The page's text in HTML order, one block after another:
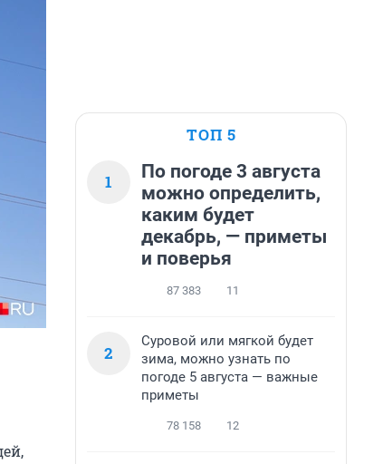
ТОП 5
1
По погоде 3 августа
можно определить,
каким будет
декабрь, — приметы
и поверья
87 383 11
2
Суровой или мягкой будет
зима, можно узнать по
погоде 5 августа — важные
приметы
78 158 12